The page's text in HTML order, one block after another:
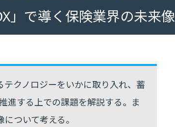
」で導く保険業界の未来像
クノロジーをいかに取り入れ、蓄
進する上での課題を解説する。ま
ついて考える。